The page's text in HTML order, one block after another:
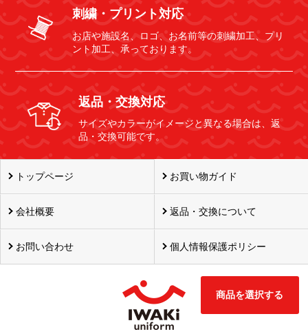
商品を選択する
刺繍・プリント対応
お店や施設名、ロゴ、お名前等の刺繍加工、プリ
ント加工、承っております。
返品・交換対応
サイズやカラーがイメージと異なる場合は、返
品・交換可能です。
トップページ お買い物ガイド
会社概要 返品・交換について
お問い合わせ 個人情報保護ポリシー